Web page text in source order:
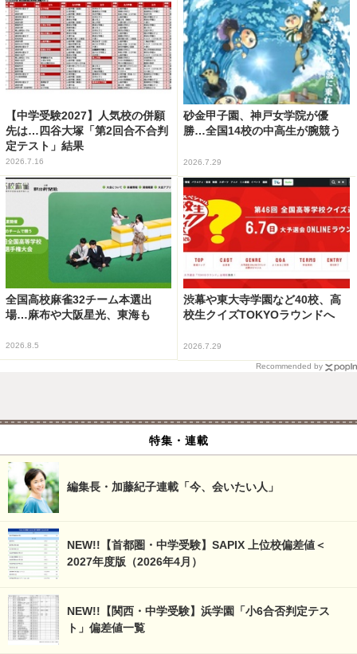
【中学受験2027】人気校の併願
先は…四谷大塚「第2回合不合判
定テスト」結果
2026.7.16
砂金甲子園、神戸女学院が優
勝…全国14校の中高生が腕競う
2026.7.29
全国高校麻雀32チーム本選出
場…麻布や大阪星光、東海も
2026.8.5
渋幕や東大寺学園など40校、高
校生クイズTOKYOラウンドへ
2026.7.29
Recommended by
特集・連載
編集長・加藤紀子連載「今、会いたい人」
NEW!!【首都圏・中学受験】SAPIX 上位校偏差値＜
2027年度版（2026年4月）
NEW!!【関西・中学受験】浜学園「小6合否判定テス
ト」偏差値一覧